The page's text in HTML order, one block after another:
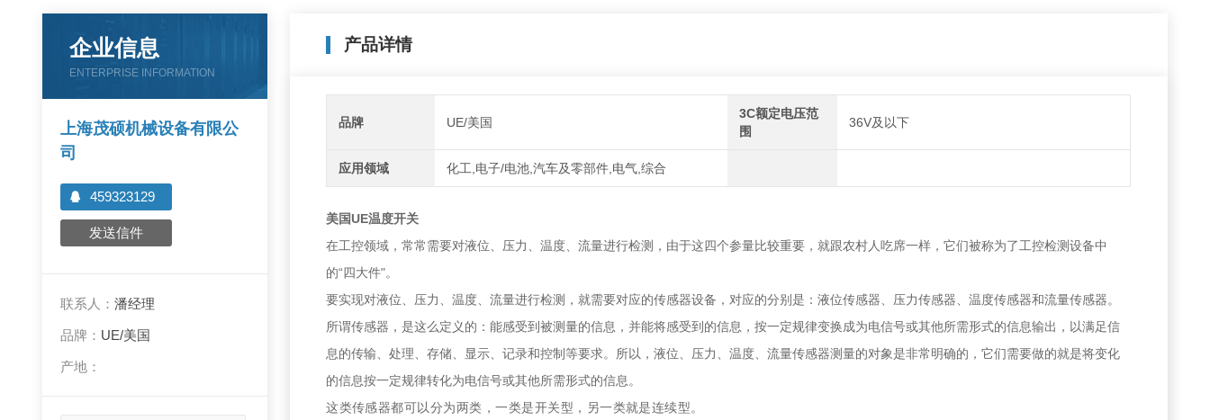
产品详情
品牌 UE/美国
3C额定电压范
围
36V及以下
应用领域 化工,电子/电池,汽车及零部件,电气,综合
美国UE温度开关
在工控领域，常常需要对液位、压力、温度、流量进行检测，由于这四个参量比较重要，就跟农村人吃席一样，它们被称为了工控检测设备中
的“四大件"。
要实现对液位、压力、温度、流量进行检测，就需要对应的传感器设备，对应的分别是：液位传感器、压力传感器、温度传感器和流量传感器。
所谓传感器，是这么定义的：能感受到被测量的信息，并能将感受到的信息，按一定规律变换成为电信号或其他所需形式的信息输出，以满足信
息的传输、处理、存储、显示、记录和控制等要求。所以，液位、压力、温度、流量传感器测量的对象是非常明确的，它们需要做的就是将变化
的信息按一定规律转化为电信号或其他所需形式的信息。
这类传感器都可以分为两类，一类是开关型，另一类就是连续型。
企业信息
ENTERPRISE INFORMATION
上海茂硕机械设备有限公
司
459323129
发送信件
联系人：潘经理
品牌： UE/美国
产地：